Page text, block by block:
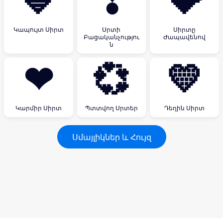
Կապույտ Սիրտ
Սրտի
Բացականչությու
ն
Սիրտը
Ժապավենով
❤
Կարմիր Սիրտ
💞
Պտտվող Սրտեր
💛
Դեղին Սիրտ
Սմայլիկներ և Հույզ